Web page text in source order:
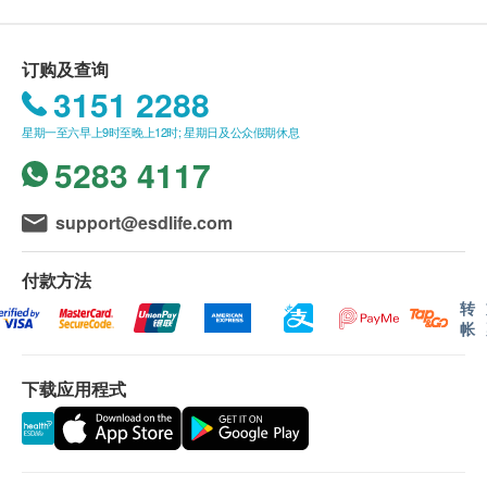
载脂蛋白A1/载脂蛋白B 比率
糖尿
糖化血色素
血液检查
红血球
白血球
血小板
炎症
丙反应蛋白(定性)
目栏签字确认。
7. 体检完毕后，请将体检流程指引单交给前台工作人
员，以便确认是否有漏检项目。
废。
体检时, 如果遇到医生不会説广东话的情况，深圳
希华爱康健医院可安排医护人员陪同提供翻译服
务。
如果商户页面与体检计划页面的繁体中文、简体中
文、英文三个版本有任何抵触或不相符之处，应以
繁体中文版本为准。
二、体检报告领取和讲解
体检报告为简体中文版本。
途径查看体检报告：
体检报告完成后，深圳希华爱康健医院会发送
提醒讯息至客户预留的手机号短信息内，点击
订购及查询
3151 2288
星期一至六早上9时至晚上12时; 星期日及公众假期休息
5283 4117
support@esdlife.com
付款方法
转
帐
下载应用程式